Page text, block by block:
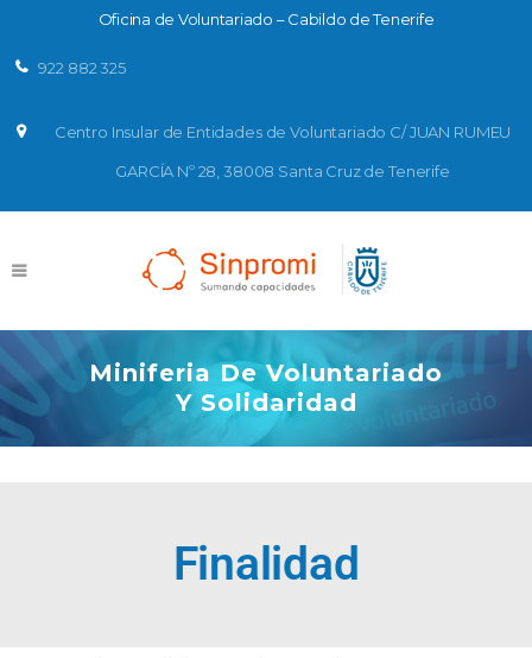
Oficina de Voluntariado – Cabildo de Tenerife
922 882 325
Centro Insular de Entidades de Voluntariado C/ JUAN RUMEU
GARCÍA Nº 28, 38008 Santa Cruz de Tenerife
Miniferia De Voluntariado
Y Solidaridad
Finalidad